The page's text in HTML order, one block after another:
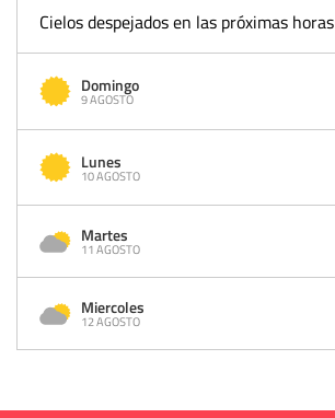
Cielos despejados en las próximas horas
Domingo
9 AGOSTO
Lunes
10 AGOSTO
Martes
11 AGOSTO
Miercoles
12 AGOSTO